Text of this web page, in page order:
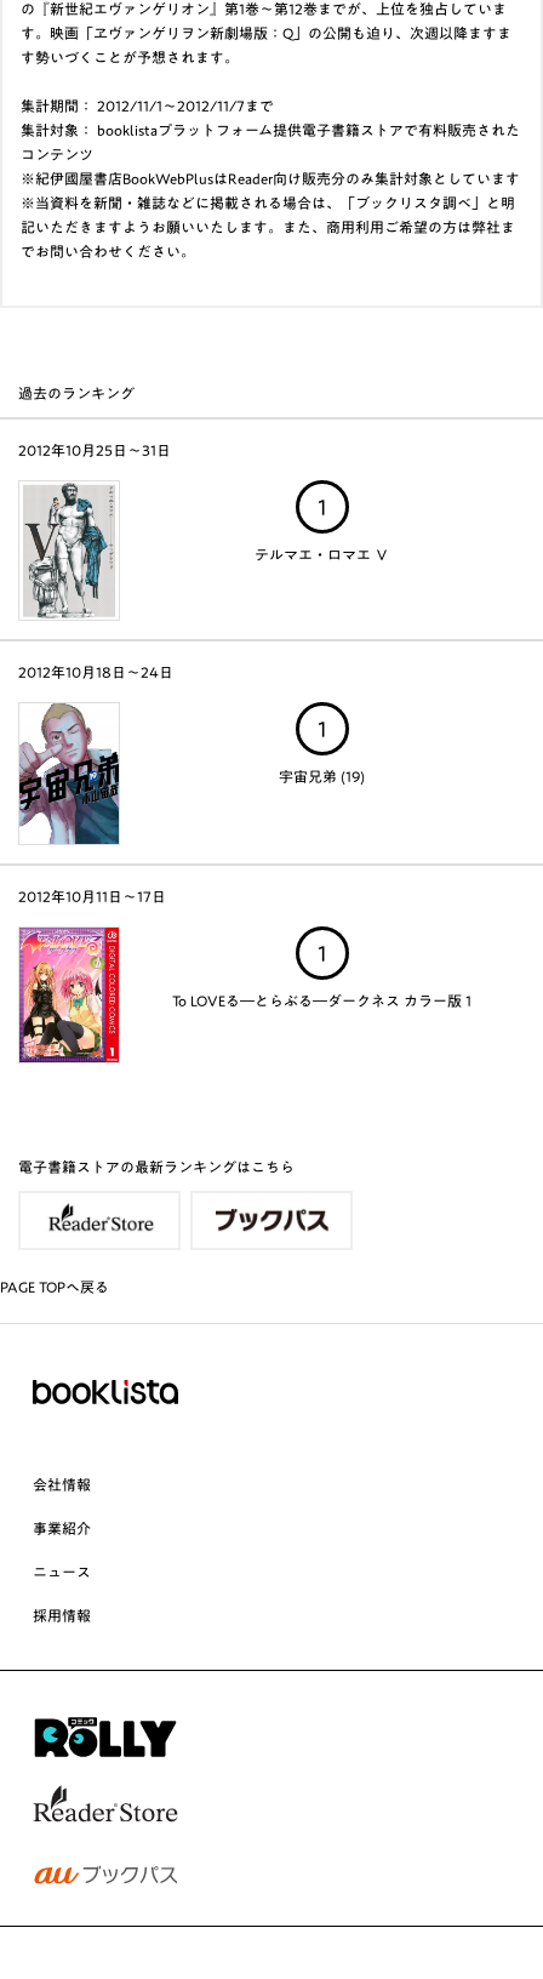
の『新世紀エヴァンゲリオン』第1巻～第12巻までが、上位を独占していま
す。映画「ヱヴァンゲリヲン新劇場版：Q」の公開も迫り、次週以降ますま
す勢いづくことが予想されます。
集計期間： 2012/11/1〜2012/11/7まで
集計対象： booklistaプラットフォーム提供電子書籍ストアで有料販売された
コンテンツ
※紀伊國屋書店BookWebPlusはReader向け販売分のみ集計対象としています
※当資料を新聞・雑誌などに掲載される場合は、「ブックリスタ調べ」と明
記いただきますようお願いいたします。また、商用利用ご希望の方は弊社ま
でお問い合わせください。
過去のランキング
2012年10月25日～31日
1
テルマエ・ロマエ Ｖ
2012年10月18日～24日
1
宇宙兄弟 (19)
2012年10月11日～17日
1
To LOVEる―とらぶる―ダークネス カラー版 1
電子書籍ストアの最新ランキングはこちら
PAGE TOPへ戻る
会社情報
事業紹介
ニュース
採用情報